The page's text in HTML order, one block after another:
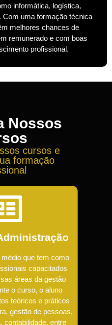
informática, logística,
Com uma formação técnica
melhores chances de
remunerado e com boas
profissional.
Nossos
cursos e
formação
que tem como
capacitados
áreas da gestão
o curso, o aluno
teóricos e práticos
gestão de pessoas,
contabilidade, entre